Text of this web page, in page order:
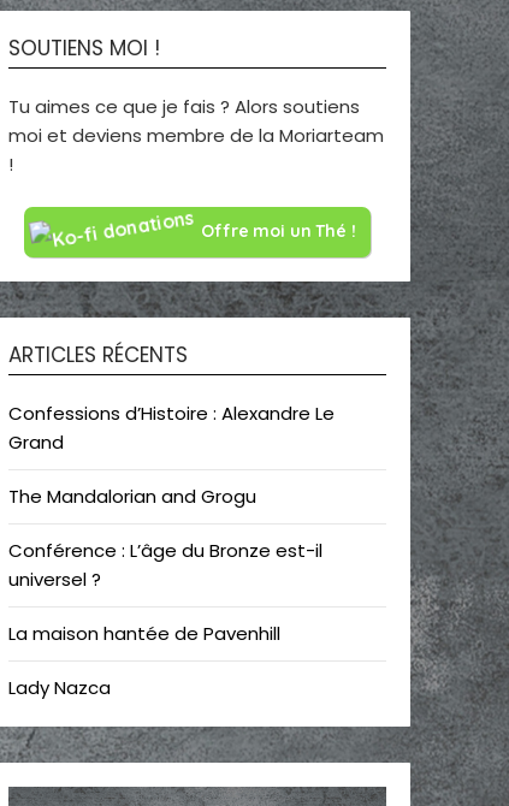
SOUTIENS MOI !
Tu aimes ce que je fais ? Alors soutiens
moi et deviens membre de la Moriarteam
!
Offre moi un Thé !
ARTICLES RÉCENTS
Confessions d’Histoire : Alexandre Le
Grand
The Mandalorian and Grogu
Conférence : L’âge du Bronze est-il
universel ?
La maison hantée de Pavenhill
Lady Nazca